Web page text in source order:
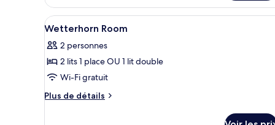
le
type
de
Family
room
Afficher
toutes
les
photos
pour
ce
Literie hypoallergénique,
5
Wetterhorn Room
2 personnes
2 lits 1 place OU 1 lit double
Wi-Fi gratuit
Plus de détails
Plus